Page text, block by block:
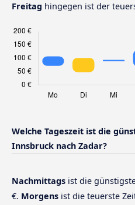
Freitag hingegen ist der
Welche Tageszeit ist die
Innsbruck nach Zadar?
Nachmittags ist die
€. Morgens ist die teuerste